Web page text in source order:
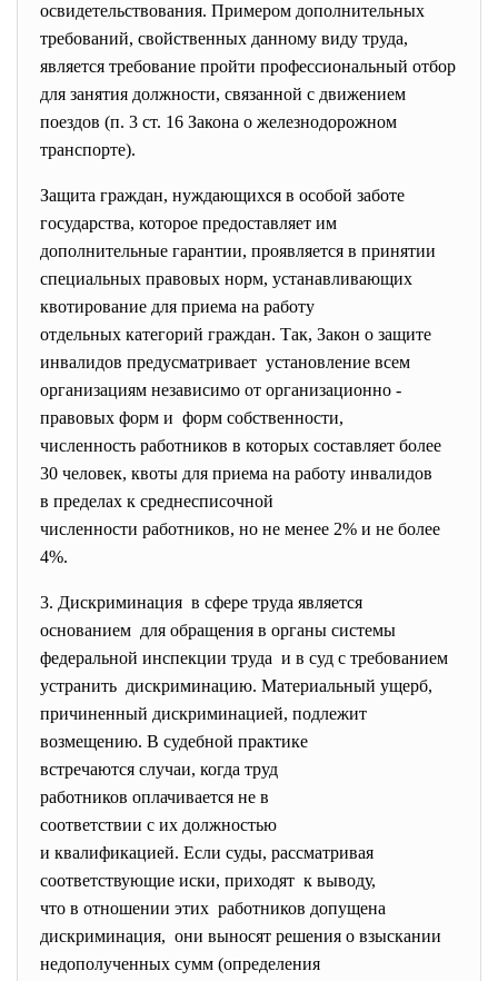
освидетельствования. Примером дополнительных
требований, свойственных данному виду труда,
является требование пройти профессиональный отбор
для занятия должности, связанной с движением
поездов (п. 3 ст. 16 Закона о железнодорожном
транспорте).
Защита граждан, нуждающихся в особой заботе
государства, которое предоставляет им
дополнительные гарантии, проявляется в принятии
специальных правовых норм, устанавливающих
квотирование для приема на работу
отдельных категорий граждан. Так, Закон о защите
инвалидов предусматривает установление всем
организациям независимо от организационно -
правовых форм и форм собственности,
численность работников в которых составляет более
30 человек, квоты для приема на работу инвалидов
в пределах к среднесписочной
численности работников, но не менее 2% и не более
4%.
3. Дискриминация в сфере труда является
основанием для обращения в органы системы
федеральной инспекции труда и в суд с требованием
устранить дискриминацию. Материальный ущерб,
причиненный дискриминацией, подлежит
возмещению. В судебной практике
встречаются случаи, когда труд
работников оплачивается не в
соответствии с их должностью
и квалификацией. Если суды, рассматривая
соответствующие иски, приходят к выводу,
что в отношении этих работников допущена
дискриминация, они выносят решения о взыскании
недополученных сумм (определения